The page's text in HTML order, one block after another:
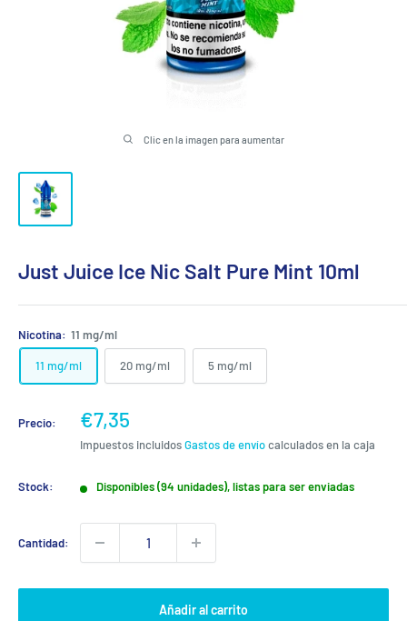
Clic en la imagen para aumentar
Just Juice Ice Nic Salt Pure Mint 10ml
Nicotina: 11 mg/ml
11 mg/ml 20 mg/ml 5 mg/ml
Precio:
Precio
de
venta
€7,35
Impuestos incluidosGastos de envíocalculados en la caja
Stock: Disponibles (94 unidades), listas para ser enviadas
Cantidad:
Añadir al carrito